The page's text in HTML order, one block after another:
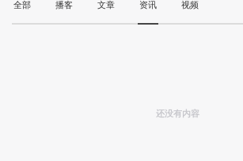
全部 播客 文章 资讯 视频
还没有内容